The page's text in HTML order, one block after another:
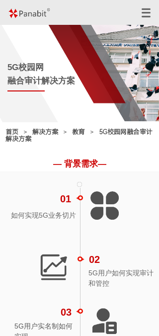
5G校园网
融合审计解决方案
首页 ＞ 解决方案 ＞ 教育 ＞
5G校园网融合审计
解决方案
— 背景需求—
5G用户如何实
02
04
03
01
如何实现5G业务切片
02
5G用户如何实现审计
和管控
03
5G用户实名制如何